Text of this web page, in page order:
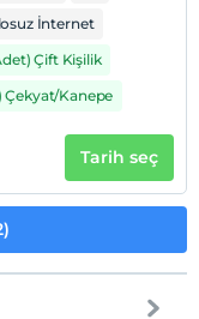
İnternet
Çift Kişilik
Çekyat/Kanepe
Tarih seç